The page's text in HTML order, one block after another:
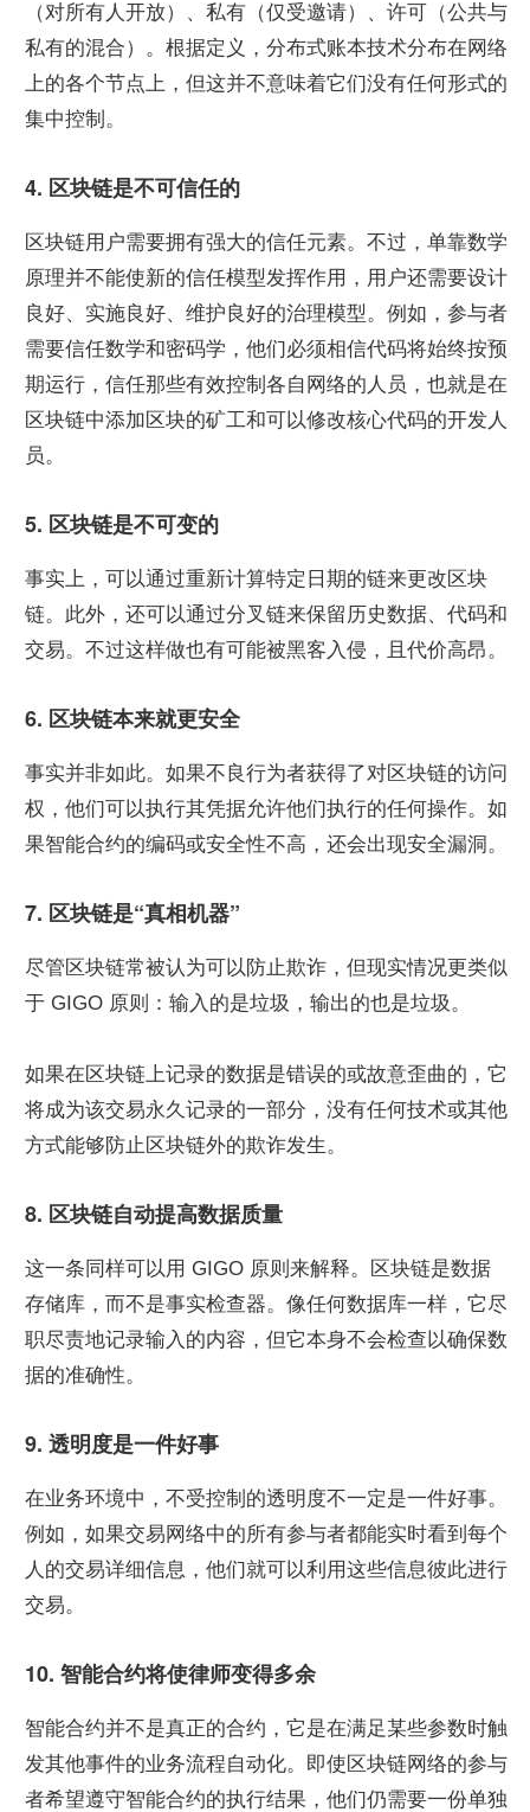
（对所有人开放）、私有（仅受邀请）、许可（公共与
私有的混合）。根据定义，分布式账本技术分布在网络
上的各个节点上，但这并不意味着它们没有任何形式的
集中控制。
4. 区块链是不可信任的
区块链用户需要拥有强大的信任元素。不过，单靠数学
原理并不能使新的信任模型发挥作用，用户还需要设计
良好、实施良好、维护良好的治理模型。例如，参与者
需要信任数学和密码学，他们必须相信代码将始终按预
期运行，信任那些有效控制各自网络的人员，也就是在
区块链中添加区块的矿工和可以修改核心代码的开发人
员。
5. 区块链是不可变的
事实上，可以通过重新计算特定日期的链来更改区块
链。此外，还可以通过分叉链来保留历史数据、代码和
交易。不过这样做也有可能被黑客入侵，且代价高昂。
6. 区块链本来就更安全
事实并非如此。如果不良行为者获得了对区块链的访问
权，他们可以执行其凭据允许他们执行的任何操作。如
果智能合约的编码或安全性不高，还会出现安全漏洞。
7. 区块链是“真相机器”
尽管区块链常被认为可以防止欺诈，但现实情况更类似
于 GIGO 原则：输入的是垃圾，输出的也是垃圾。
如果在区块链上记录的数据是错误的或故意歪曲的，它
将成为该交易永久记录的一部分，没有任何技术或其他
方式能够防止区块链外的欺诈发生。
8. 区块链自动提高数据质量
这一条同样可以用 GIGO 原则来解释。区块链是数据
存储库，而不是事实检查器。像任何数据库一样，它尽
职尽责地记录输入的内容，但它本身不会检查以确保数
据的准确性。
9. 透明度是一件好事
在业务环境中，不受控制的透明度不一定是一件好事。
例如，如果交易网络中的所有参与者都能实时看到每个
人的交易详细信息，他们就可以利用这些信息彼此进行
交易。
10. 智能合约将使律师变得多余
智能合约并不是真正的合约，它是在满足某些参数时触
发其他事件的业务流程自动化。即使区块链网络的参与
者希望遵守智能合约的执行结果，他们仍需要一份单独